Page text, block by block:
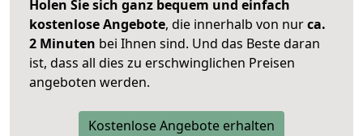
Holen Sie sich ganz bequem und einfach
kostenlose Angebote, die innerhalb von nurca.
2 Minuten bei Ihnen sind. Und das Beste daran
ist, dass all dies zu erschwinglichen Preisen
angeboten werden.
Kostenlose Angebote erhalten